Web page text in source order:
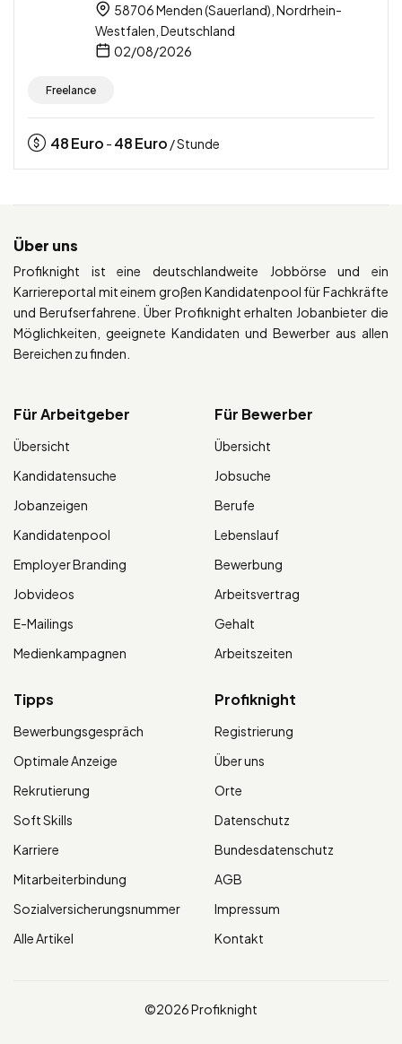
58706 Menden (Sauerland), Nordrhein-
Westfalen, Deutschland
02/08/2026
Freelance
48Euro - 48Euro / Stunde
Über uns
Profiknight ist eine deutschlandweite Jobbörse und ein
Karriereportal mit einem großen Kandidatenpool für Fachkräfte
und Berufserfahrene. Über Profiknight erhalten Jobanbieter die
Möglichkeiten, geeignete Kandidaten und Bewerber aus allen
Bereichen zu finden.
Für Arbeitgeber
Übersicht
Kandidatensuche
Jobanzeigen
Kandidatenpool
Employer Branding
Jobvideos
E-Mailings
Medienkampagnen
Für Bewerber
Übersicht
Jobsuche
Berufe
Lebenslauf
Bewerbung
Arbeitsvertrag
Gehalt
Arbeitszeiten
Tipps
Bewerbungsgespräch
Optimale Anzeige
Rekrutierung
Soft Skills
Karriere
Mitarbeiterbindung
Sozialversicherungsnummer
Alle Artikel
Profiknight
Registrierung
Über uns
Orte
Datenschutz
Bundesdatenschutz
AGB
Impressum
Kontakt
©2026 Profiknight